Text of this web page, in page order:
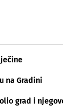
na Gradini
grad i